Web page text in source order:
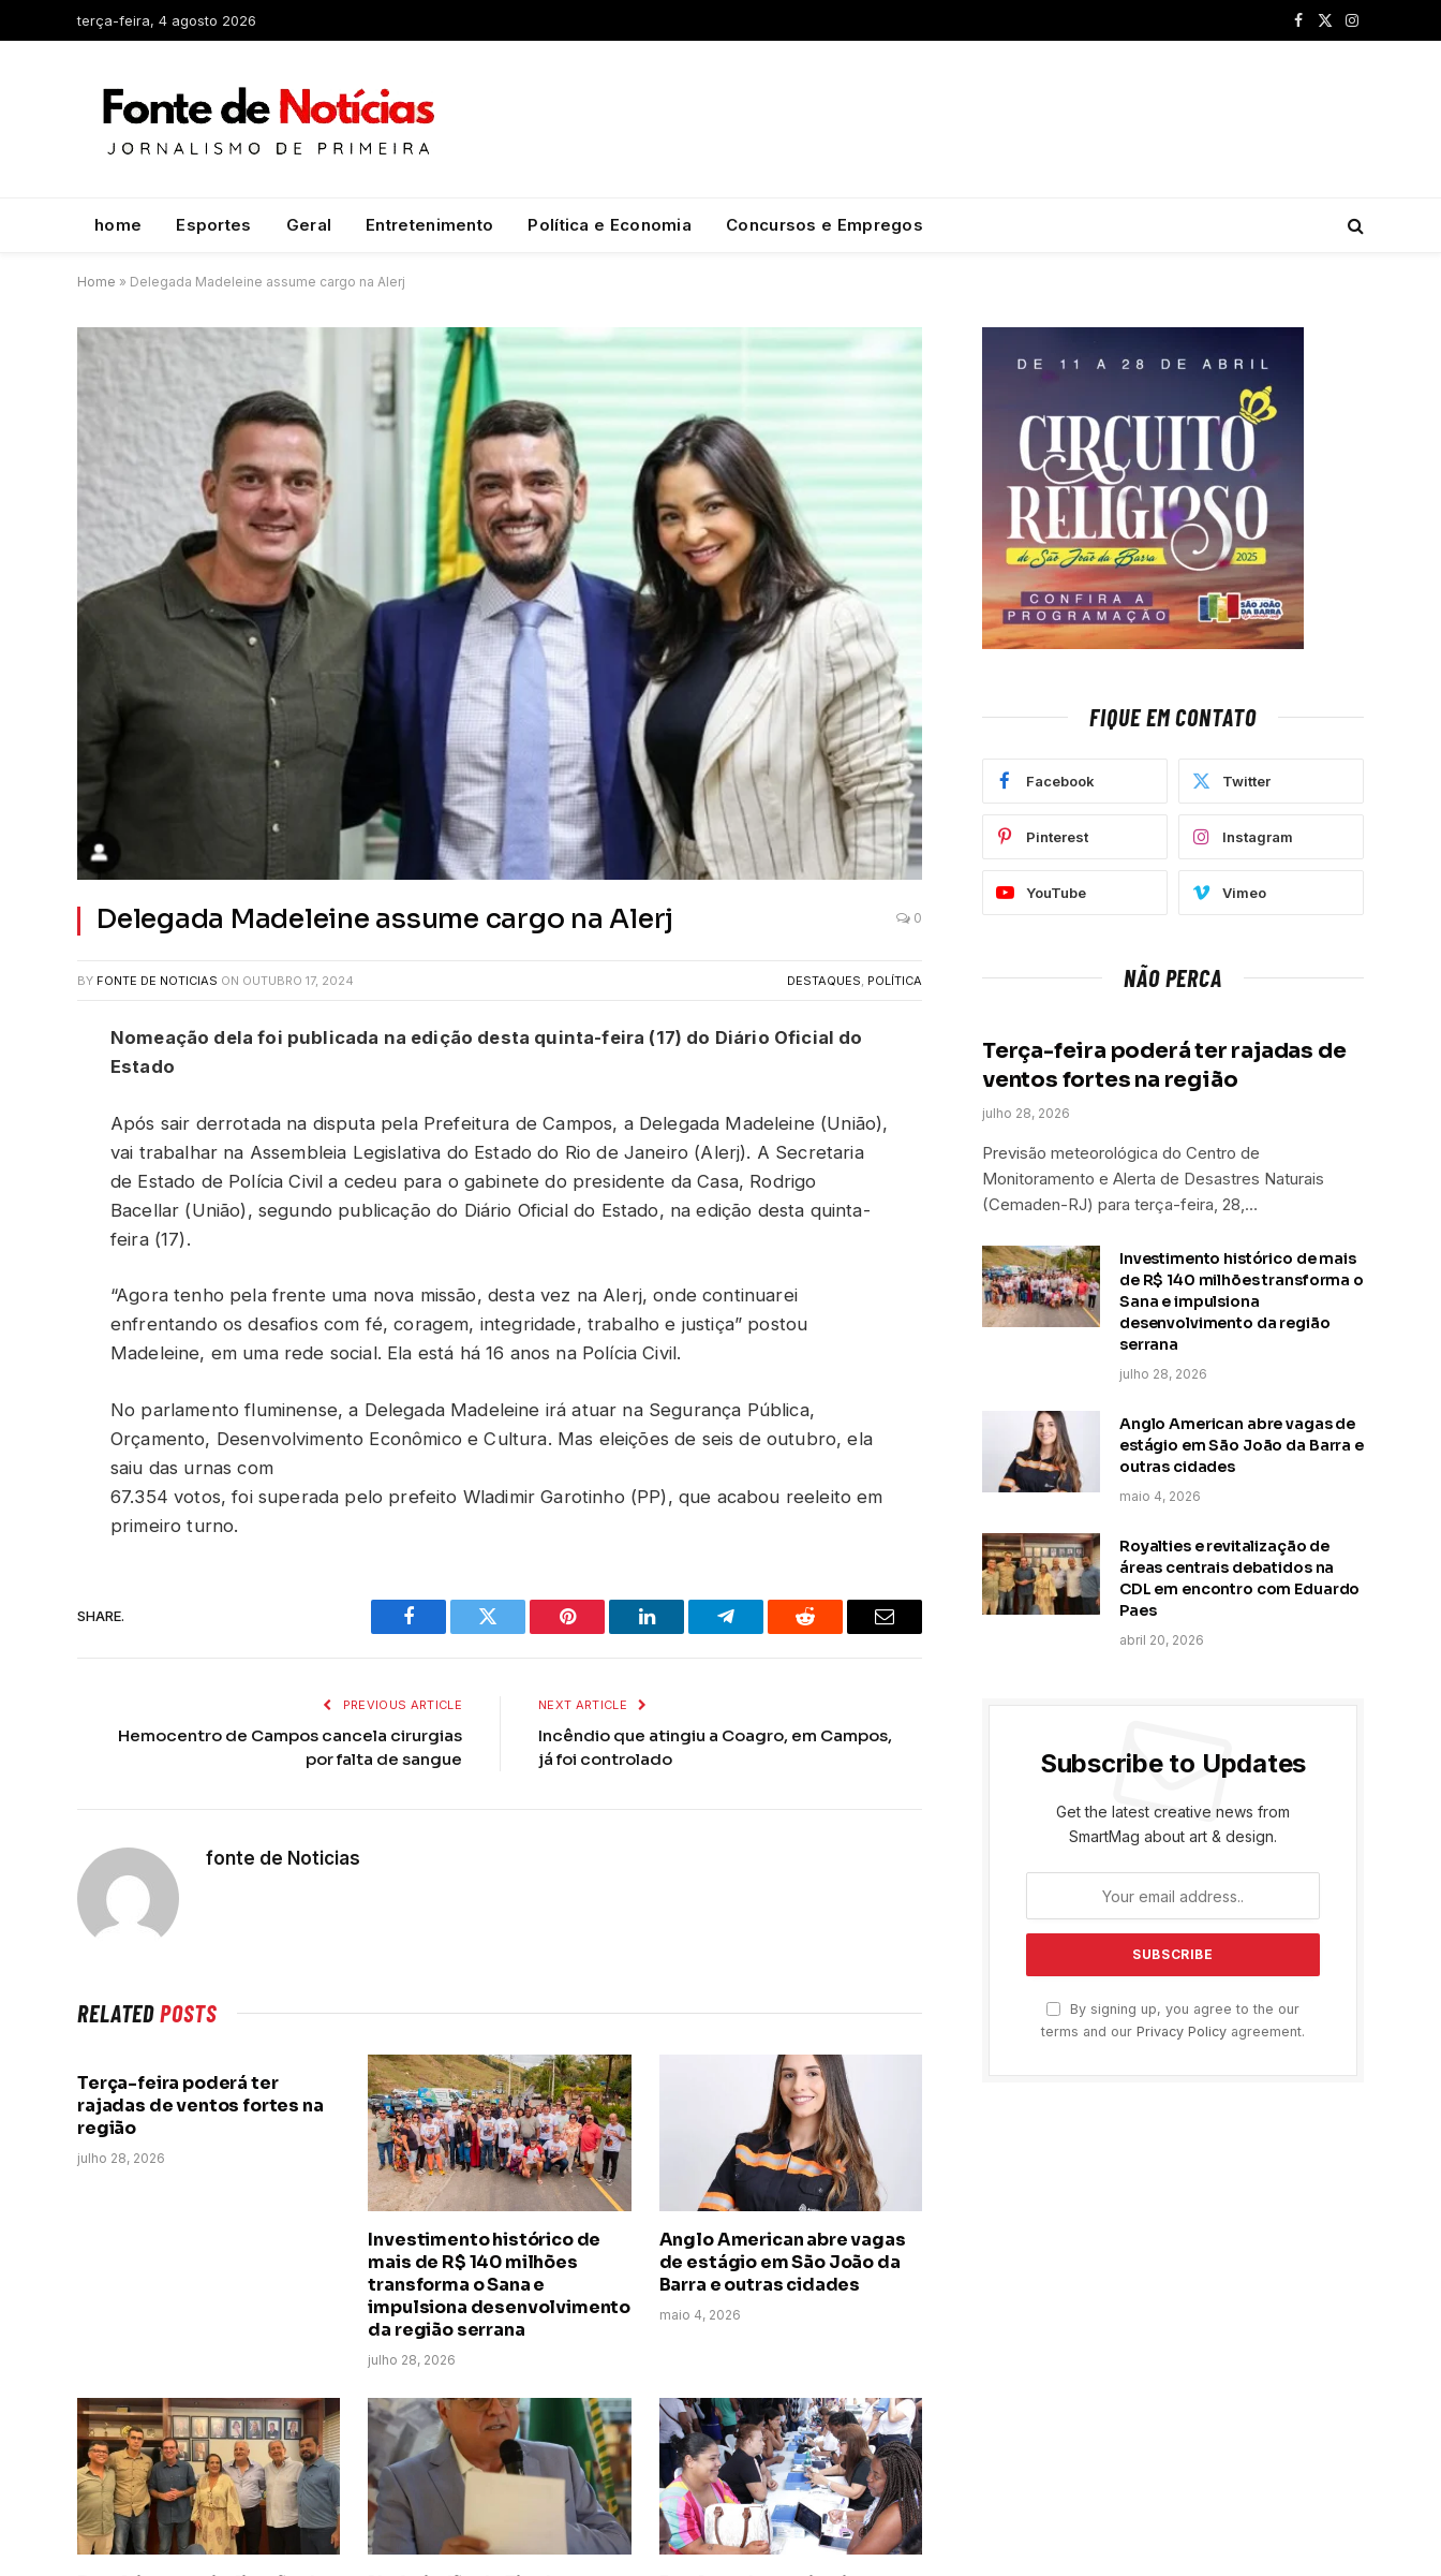
terça-feira, 4 agosto 2026
Facebook
X
Instagram
home Esportes Geral Entretenimento Política e Economia Concursos e Empregos
Home » Delegada Madeleine assume cargo na Alerj
Delegada Madeleine assume cargo na Alerj 0
BY FONTE DE NOTICIAS ON OUTUBRO 17, 2024 DESTAQUES, POLÍTICA
Nomeação dela foi publicada na edição desta quinta-feira (17) do Diário Oficial do
Estado
Após sair derrotada na disputa pela Prefeitura de Campos, a Delegada Madeleine (União),
vai trabalhar na Assembleia Legislativa do Estado do Rio de Janeiro (Alerj). A Secretaria
de Estado de Polícia Civil a cedeu para o gabinete do presidente da Casa, Rodrigo
Bacellar (União), segundo publicação do Diário Oficial do Estado, na edição desta quinta-
feira (17).
“Agora tenho pela frente uma nova missão, desta vez na Alerj, onde continuarei
enfrentando os desafios com fé, coragem, integridade, trabalho e justiça” postou
Madeleine, em uma rede social. Ela está há 16 anos na Polícia Civil.
No parlamento fluminense, a Delegada Madeleine irá atuar na Segurança Pública,
Orçamento, Desenvolvimento Econômico e Cultura. Mas eleições de seis de outubro, ela
saiu das urnas com
67.354 votos, foi superada pelo prefeito Wladimir Garotinho (PP), que acabou reeleito em
primeiro turno.
SHARE.
Facebook Twitter Pinterest LinkedIn Telegram Reddit Email
PREVIOUS ARTICLE
Hemocentro de Campos cancela cirurgias
por falta de sangue
NEXT ARTICLE
Incêndio que atingiu a Coagro, em Campos,
já foi controlado
fonte de Noticias
RELATEDPOSTS
Terça-feira poderá ter
rajadas de ventos fortes na
região
julho 28, 2026
Investimento histórico de
mais de R$ 140 milhões
transforma o Sana e
impulsiona desenvolvimento
da região serrana
julho 28, 2026
Anglo American abre vagas
de estágio em São João da
Barra e outras cidades
maio 4, 2026
FIQUE EM CONTATO
Facebook Twitter
Pinterest Instagram
YouTube Vimeo
NÃO PERCA
Terça-feira poderá ter rajadas de
ventos fortes na região
julho 28, 2026
Previsão meteorológica do Centro de
Monitoramento e Alerta de Desastres Naturais
(Cemaden-RJ) para terça-feira, 28,…
Investimento histórico de mais
de R$ 140 milhões transforma o
Sana e impulsiona
desenvolvimento da região
serrana
julho 28, 2026
Anglo American abre vagas de
estágio em São João da Barra e
outras cidades
maio 4, 2026
Royalties e revitalização de
áreas centrais debatidos na
CDL em encontro com Eduardo
Paes
abril 20, 2026
Subscribe to Updates
Get the latest creative news from
SmartMag about art & design.
By signing up, you agree to the our
terms and our Privacy Policy agreement.